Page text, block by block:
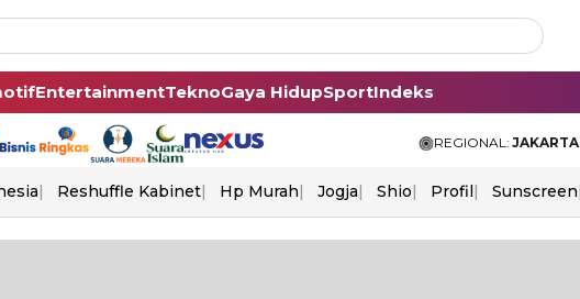
EntertainmentTeknoGaya HidupSportIndeks
REGIONAL: JAKARTA
Reshuffle Kabinet Hp Murah Jogja Shio Profil Sunscreen